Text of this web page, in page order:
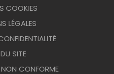
COOKIES
LÉGALES
SITE
CONFORME